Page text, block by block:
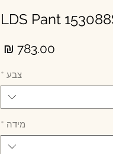
LDS Pant
צבע *
מידה *